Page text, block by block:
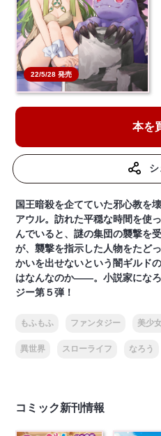
22/5/28 発売
本を
国王暗殺を企てていた邪心教を
アウル。訪れた平穏な時間を使
んでいると、謎の集団の襲撃を
が、襲撃を指示した人物をたど
かいを出せないという闇ギルド
はなんなのか――。小説家にな
ジー第５弾！
もふもふ ファンタジー 美少
異世界 スローライフ なろう
コミック新刊情報